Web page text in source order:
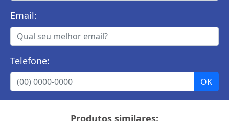
Email:
Telefone:
Produtos similares: